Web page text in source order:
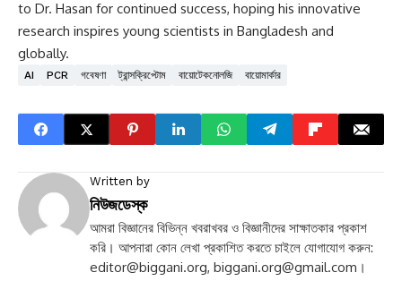
to Dr. Hasan for continued success, hoping his innovative
research inspires young scientists in Bangladesh and
globally.
AI PCR গবেষণা ট্রান্সক্রিপ্টোম বায়োটেকনোলজি বায়োমার্কার
Written by
নিউজডেস্ক
আমরা বিজ্ঞানের বিভিন্ন খবরাখবর ও বিজ্ঞানীদের সাক্ষাতকার প্রকাশ
করি। আপনারা কোন লেখা প্রকাশিত করতে চাইলে যোগাযোগ করুন:
editor@biggani.org, biggani.org@gmail.com ।